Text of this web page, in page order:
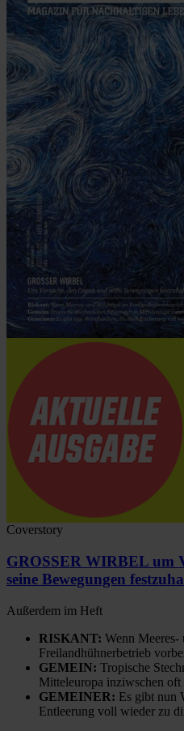
Coverstory
GROSSER WIRBEL um
seine Bewegungen
Außerdem im Heft
RISKANT: Wenn
Freilandhühnerbetrieb
GEMEIN: Tropische
Mitteleuropa inziwschen oft
GEMEINER: Es gibt nun
Entleerung voll wieder zu